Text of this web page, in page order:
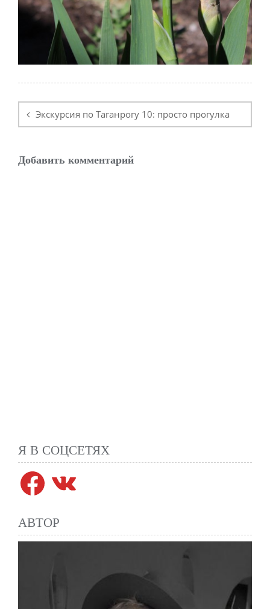
по
записям
Экскурсия по Таганрогу 10: просто прогулка
Добавить комментарий
Я В СОЦСЕТЯХ
Facebook
АВТОР